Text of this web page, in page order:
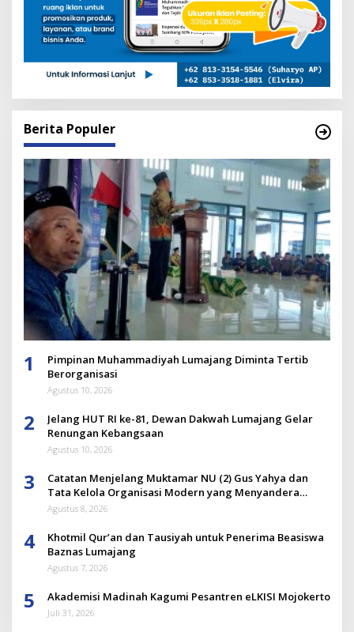
Berita Populer
1
Pimpinan Muhammadiyah Lumajang Diminta Tertib
Berorganisasi
Agustus 10, 2026
2
Jelang HUT RI ke-81, Dewan Dakwah Lumajang Gelar
Renungan Kebangsaan
Agustus 10, 2026
3
Catatan Menjelang Muktamar NU (2) Gus Yahya dan
Tata Kelola Organisasi Modern yang Menyandera
Dirinya
Agustus 8, 2026
4
Khotmil Qur’an dan Tausiyah untuk Penerima Beasiswa
Baznas Lumajang
Agustus 7, 2026
5 Akademisi Madinah Kagumi Pesantren eLKISI Mojokerto
Juli 31, 2026